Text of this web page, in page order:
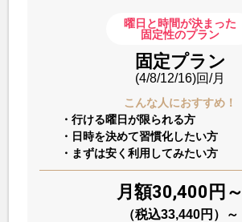
曜日と時間が決まった
固定性のプラン
固定プラン
(4/8/12/16)回/月
こんな人におすすめ！
・行ける曜日が限られる方
・日時を決めて習慣化したい方
・まずは安く利用してみたい方
月額30,400円～
（税込33,440円）～